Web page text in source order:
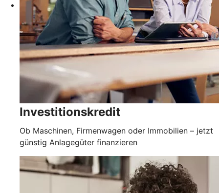
Investitionskredit
Ob Maschinen, Firmenwagen oder Immobilien – jetzt
günstig Anlagegüter finanzieren